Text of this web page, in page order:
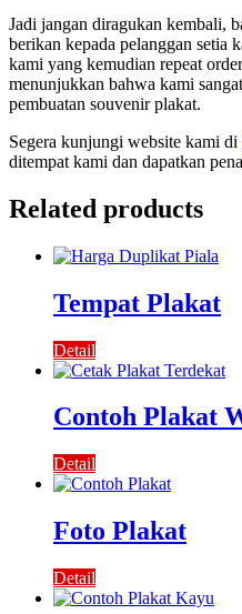
Jadi jangan diragukan kembali,
berikan kepada pelanggan setia
kami yang kemudian repeat
menunjukkan bahwa kami
pembuatan souvenir plakat.
Segera kunjungi website kami di
ditempat kami dan dapatkan
Related products
Tempat Plakat
Detail
Contoh Plakat
Detail
Foto Plakat
Detail